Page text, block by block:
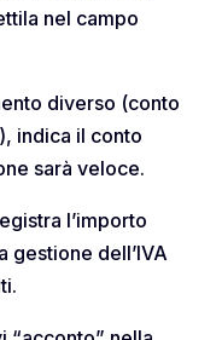
nel campo
diverso (conto
indica il conto
sarà veloce.
l’importo
gestione dell’IVA